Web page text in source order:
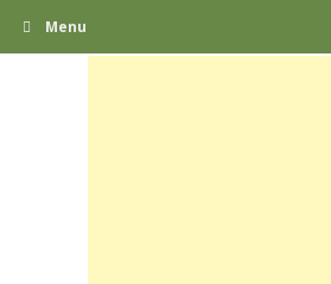
Menu